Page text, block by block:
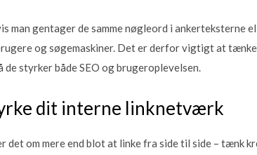
man gentager de samme nøgleord i ankerteksterne
og søgemaskiner. Det er derfor vigtigt at
styrker både SEO og brugeroplevelsen.
dit interne linknetværk
det om mere end blot at linke fra side til side – tænk